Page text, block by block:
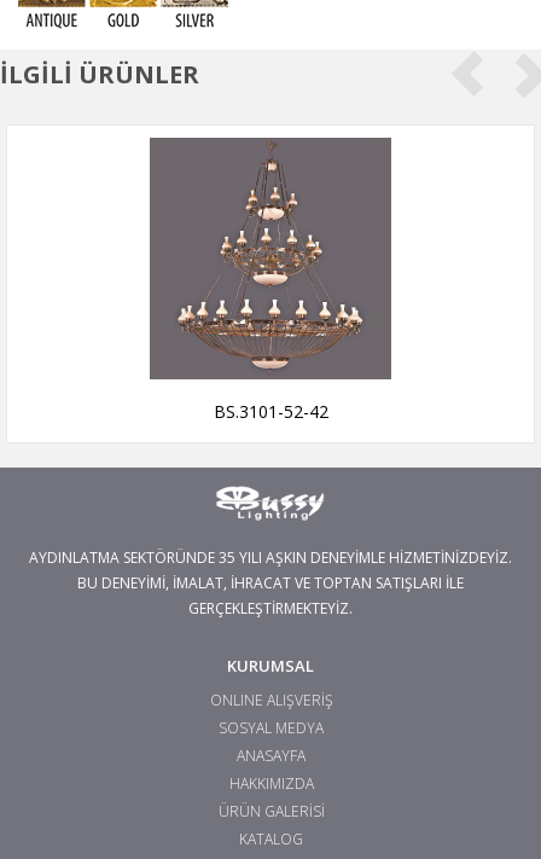
İLGİLİ ÜRÜNLER
BS.3101-52-42
AYDINLATMA SEKTÖRÜNDE 35 YILI AŞKIN DENEYİMLE HİZMETİNİZDEYİZ.
BU DENEYİMİ, İMALAT, İHRACAT VE TOPTAN SATIŞLARI İLE
GERÇEKLEŞTİRMEKTEYİZ.
KURUMSAL
ONLINE ALIŞVERİŞ
SOSYAL MEDYA
ANASAYFA
HAKKIMIZDA
ÜRÜN GALERİSİ
KATALOG